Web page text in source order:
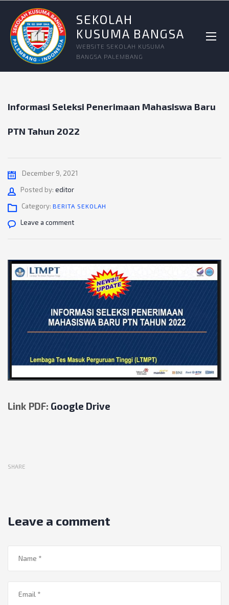
SEKOLAH
KUSUMA BANGSA
WEBSITE SEKOLAH KUSUMA
BANGSA PALEMBANG
Informasi Seleksi Penerimaan Mahasiswa Baru
PTN Tahun 2022
December 9, 2021
Posted by: Author
editor
Category: BERITA SEKOLAH
Leave a comment
Link PDF: Google Drive
SHARE
Leave a comment